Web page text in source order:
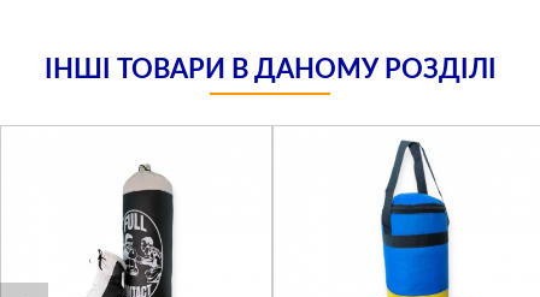
ІНШІ ТОВАРИ В ДАНОМУ РОЗДІЛІ